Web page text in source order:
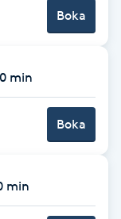
Boka
min
Boka
min